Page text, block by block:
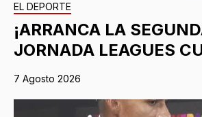
EL DEPORTE
¡ARRANCA LA
JORNADA LEAGUES
7 Agosto 2026